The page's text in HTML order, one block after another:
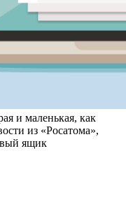
и маленькая, как
из «Росатома»,
ящик